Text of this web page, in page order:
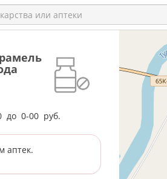
до 0-00 руб.
аптек.